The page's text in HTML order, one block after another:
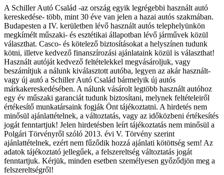
A Schiller Autó Család -az ország egyik legrégebbi használt autó
kereskedése- több, mint 30 éve van jelen a hazai autós szakmában.
Budapesten a IV. kerületben lévő használt autós telephelyünkön
megkímélt műszaki- és esztétikai állapotban lévő járművek közül
választhat. Casco- és kötelező biztosításokat a helyszínen tudunk
kötni, illetve kedvező finanszírozási ajánlataink közül is választhat!
Használt autóját kedvező feltételekkel megvásároljuk, vagy
beszámítjuk a nálunk kiválasztott autóba, legyen az akár használt-
vagy új autó a Schiller Autó Család bármelyik új autós
márkakereskedésében. A nálunk vásárolt legtöbb használt autóhoz
egy év műszaki garanciát tudunk biztosítani, melynek feltételeiről
értékesítő munkatársaink fogják Önt tájékoztatni. A hirdetés nem
minősül ajánlattételnek, a változtatás, vagy az időközbeni értékesítés
jogát fenntartjuk! Jelen hirdetésben leírt tájékoztatás nem minősül a
Polgári Törvényről szóló 2013. évi V. Törvény szerint
ajánlattételnek, ezért nem fűződik hozzá ajánlati kötöttség sem! Az
adatok tájékoztató jellegűek, a felszereltség változtatás jogát
fenntartjuk. Kérjük, minden esetben személyesen győződjön meg a
felszereltségről!